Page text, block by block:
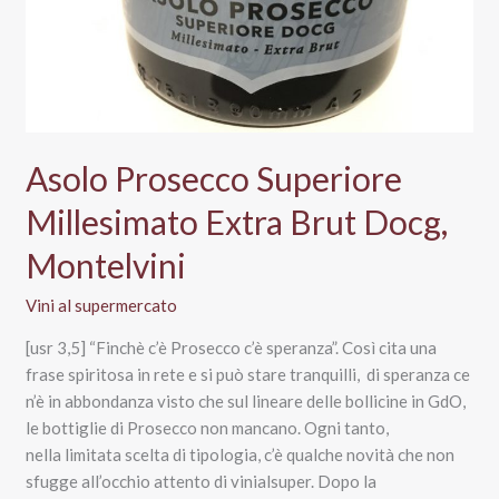
Asolo Prosecco Superiore
Millesimato Extra Brut Docg,
Montelvini
Vini al supermercato
[usr 3,5] “Finchè c’è Prosecco c’è speranza”. Così cita una
frase spiritosa in rete e si può stare tranquilli, di speranza ce
n’è in abbondanza visto che sul lineare delle bollicine in GdO,
le bottiglie di Prosecco non mancano. Ogni tanto,
nella limitata scelta di tipologia, c’è qualche novità che non
sfugge all’occhio attento di vinialsuper. Dopo la